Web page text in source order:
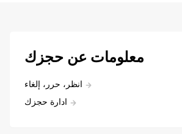
معلومات عن حجزك
انظر، حرر، إلغاء
ادارة حجزك